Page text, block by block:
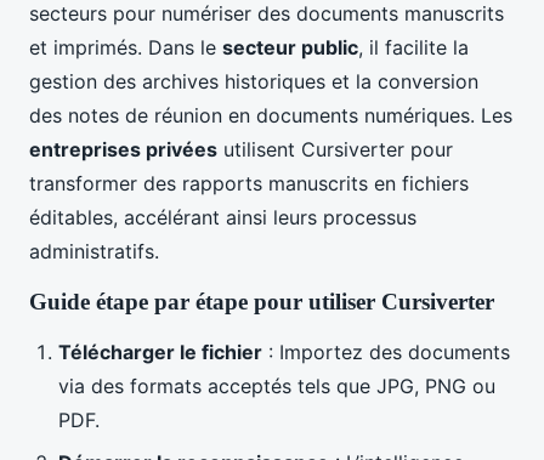
secteurs pour numériser des documents manuscrits
et imprimés. Dans le secteur public, il facilite la
gestion des archives historiques et la conversion
des notes de réunion en documents numériques. Les
entreprises privées utilisent Cursiverter pour
transformer des rapports manuscrits en fichiers
éditables, accélérant ainsi leurs processus
administratifs.
Guide étape par étape pour utiliser Cursiverter
Télécharger le fichier : Importez des documents
via des formats acceptés tels que JPG, PNG ou
PDF.